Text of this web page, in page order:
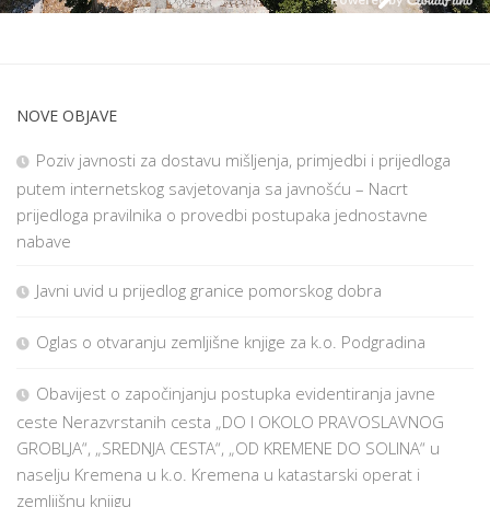
NOVE OBJAVE
Poziv javnosti za dostavu mišljenja, primjedbi i prijedloga
putem internetskog savjetovanja sa javnošću – Nacrt
prijedloga pravilnika o provedbi postupaka jednostavne
nabave
Javni uvid u prijedlog granice pomorskog dobra
Oglas o otvaranju zemljišne knjige za k.o. Podgradina
Obavijest o započinjanju postupka evidentiranja javne
ceste Nerazvrstanih cesta „DO I OKOLO PRAVOSLAVNOG
GROBLJA“, „SREDNJA CESTA“, „OD KREMENE DO SOLINA“ u
naselju Kremena u k.o. Kremena u katastarski operat i
zemljišnu knjigu